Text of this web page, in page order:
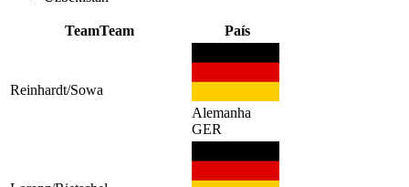
TeamTeam País
Reinhardt/Sowa
Alemanha
GER